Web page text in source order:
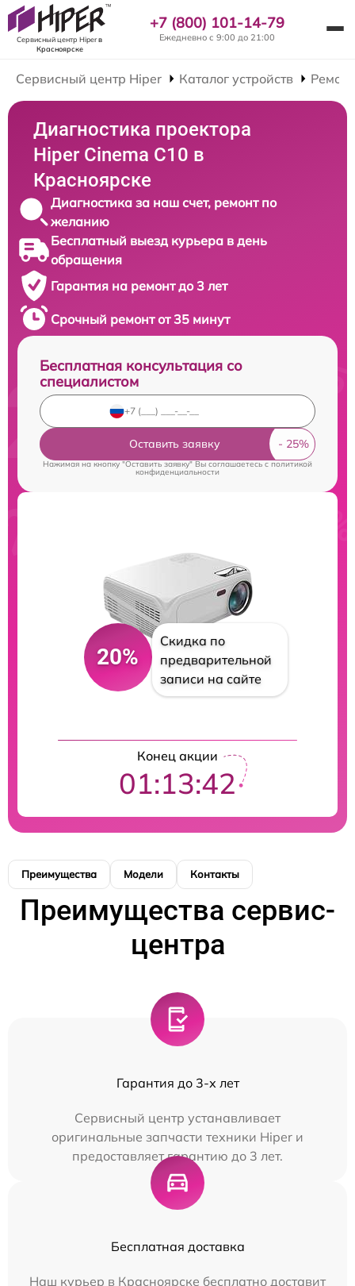
Сервисный центр Hiperв
Красноярске
+7 (800) 101-14-79
Ежедневно с 9:00 до 21:00
Сервисный центр Hiper Каталог устройств
Диагностика проектора
Hiper Cinema C10 в
Красноярске
Диагностика за наш счет, ремонт по
желанию
Бесплатный выезд курьера в день
обращения
Гарантия на ремонт до 3 лет
Срочный ремонт от 35 минут
Бесплатная консультация со
специалистом
Оставить заявку
Нажимая на кнопку "Оставить заявку" Вы соглашаетесь cполитикой
конфиденциальности
20%
Скидка по
предварительной
записи на сайте
Конец акции
01:13:42
Преимущества Модели Контакты
Преимущества сервис-
центра
Гарантия до 3-х лет
Сервисный центр устанавливает
оригинальные запчасти техники Hiper и
предоставляет гарантию до 3 лет.
Бесплатная доставка
Наш курьер в Красноярске бесплатно доставит